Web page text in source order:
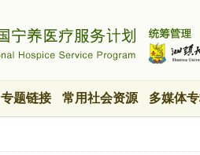
专题链接 常用社会资源 多媒体